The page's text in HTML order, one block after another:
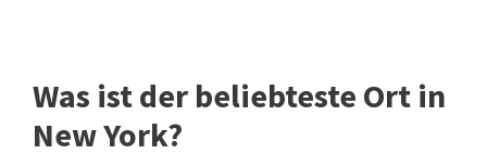
Was ist der beliebteste Ort in
New York?